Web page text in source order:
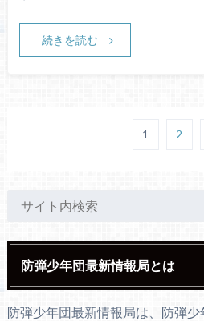
続きを読む
1 2
防弾少年団最新情報局とは
防弾少年団最新情報局は、防弾